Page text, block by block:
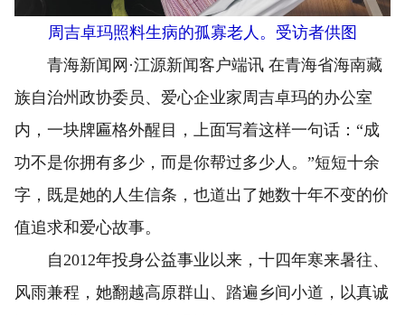
周吉卓玛照料生病的孤寡老人。受访者供图
青海新闻网·江源新闻客户端讯 在青海省海南藏
族自治州政协委员、爱心企业家周吉卓玛的办公室
内，一块牌匾格外醒目，上面写着这样一句话：“成
功不是你拥有多少，而是你帮过多少人。”短短十余
字，既是她的人生信条，也道出了她数十年不变的价
值追求和爱心故事。
自2012年投身公益事业以来，十四年寒来暑往、
风雨兼程，她翻越高原群山、踏遍乡间小道，以真诚